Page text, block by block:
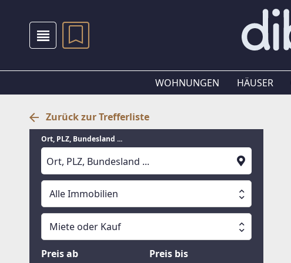
WOHNUNGEN HÄUSER
Zurück zur Trefferliste
Ort, PLZ, Bundesland ...
Suche läuft
Alle Immobilien
Alle Immobilien
Häuser
Miete oder Kauf
Miete oder Kauf
Preis ab Preis bis